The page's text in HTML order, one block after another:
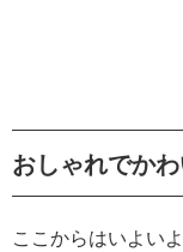
おしゃれでか
ここからはいよい